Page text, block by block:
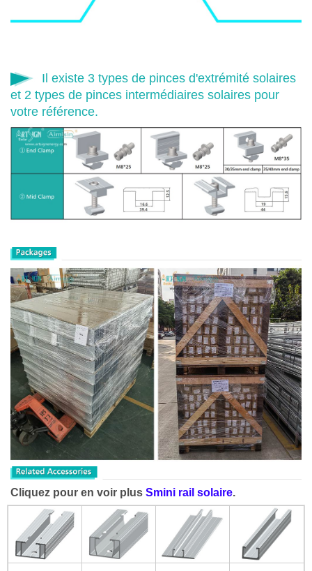
Il existe 3 types de pinces d'extrémité solaires
et 2 types de pinces intermédiaires solaires pour
votre référence.
Cliquez pour en voir plus Smini rail solaire.